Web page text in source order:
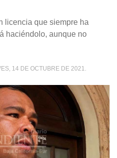
que siempre ha
haciéndolo, aunque no
14 DE OCTUBRE DE 2021.